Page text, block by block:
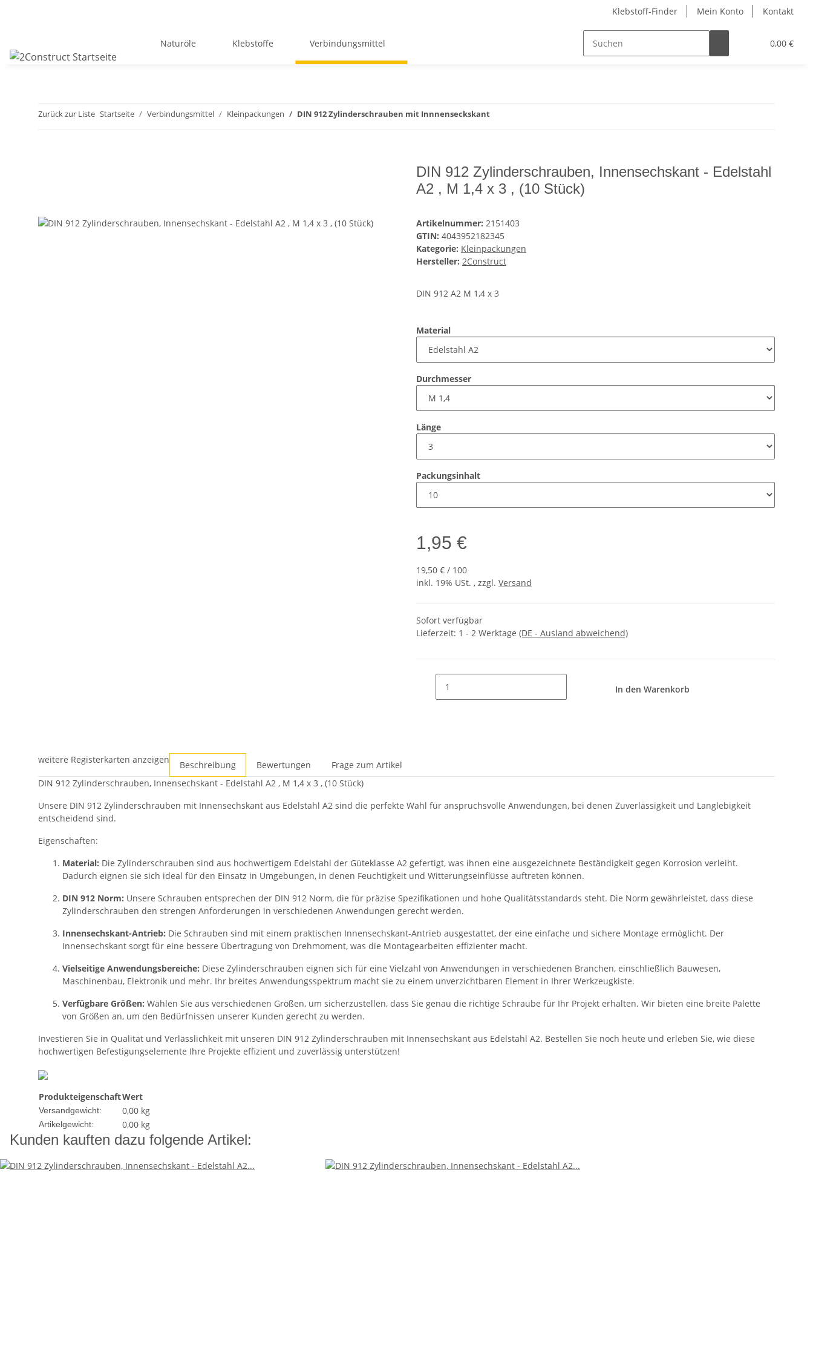
Klebstoff-Finder Mein Konto Kontakt
0,00 €
Naturöle Klebstoffe Verbindungsmittel
Zurück zur Liste Startseite Verbindungsmittel Kleinpackungen DIN 912 Zylinderschrauben mit Innnenseckskant
DIN 912 Zylinderschrauben, Innensechskant - Edelstahl
A2 , M 1,4 x 3 , (10 Stück)
Artikelnummer: 2151403
GTIN: 4043952182345
Kategorie: Kleinpackungen
Hersteller: 2Construct
DIN 912 A2 M 1,4 x 3
Material
Durchmesser
Länge
Packungsinhalt
1,95 €
19,50 € / 100
inkl. 19% USt. , zzgl. Versand
Sofort verfügbar
Lieferzeit: 1 - 2 Werktage (DE - Ausland abweichend)
In den Warenkorb
weitere Registerkarten anzeigen Beschreibung Bewertungen
Frage zum Artikel
DIN 912 Zylinderschrauben, Innensechskant - Edelstahl A2 , M 1,4 x 3 , (10 Stück)
Unsere DIN 912 Zylinderschrauben mit Innensechskant aus Edelstahl A2 sind die perfekte Wahl für anspruchsvolle Anwendungen, bei denen Zuverlässigkeit und Langlebigkeit
entscheidend sind.
Eigenschaften:
Material: Die Zylinderschrauben sind aus hochwertigem Edelstahl der Güteklasse A2 gefertigt, was ihnen eine ausgezeichnete Beständigkeit gegen Korrosion verleiht.
Dadurch eignen sie sich ideal für den Einsatz in Umgebungen, in denen Feuchtigkeit und Witterungseinflüsse auftreten können.
DIN 912 Norm: Unsere Schrauben entsprechen der DIN 912 Norm, die für präzise Spezifikationen und hohe Qualitätsstandards steht. Die Norm gewährleistet, dass diese
Zylinderschrauben den strengen Anforderungen in verschiedenen Anwendungen gerecht werden.
Innensechskant-Antrieb: Die Schrauben sind mit einem praktischen Innensechskant-Antrieb ausgestattet, der eine einfache und sichere Montage ermöglicht. Der
Innensechskant sorgt für eine bessere Übertragung von Drehmoment, was die Montagearbeiten effizienter macht.
Vielseitige Anwendungsbereiche: Diese Zylinderschrauben eignen sich für eine Vielzahl von Anwendungen in verschiedenen Branchen, einschließlich Bauwesen,
Maschinenbau, Elektronik und mehr. Ihr breites Anwendungsspektrum macht sie zu einem unverzichtbaren Element in Ihrer Werkzeugkiste.
Verfügbare Größen: Wählen Sie aus verschiedenen Größen, um sicherzustellen, dass Sie genau die richtige Schraube für Ihr Projekt erhalten. Wir bieten eine breite Palette
von Größen an, um den Bedürfnissen unserer Kunden gerecht zu werden.
Investieren Sie in Qualität und Verlässlichkeit mit unseren DIN 912 Zylinderschrauben mit Innensechskant aus Edelstahl A2. Bestellen Sie noch heute und erleben Sie, wie diese
hochwertigen Befestigungselemente Ihre Projekte effizient und zuverlässig unterstützen!
ProdukteigenschaftWert
Versandgewicht: 0,00 kg
Artikelgewicht: 0,00 kg
Kunden kauften dazu folgende Artikel: